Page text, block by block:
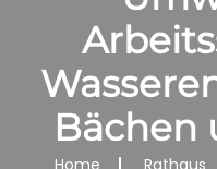
Bächen
Home Rathaus